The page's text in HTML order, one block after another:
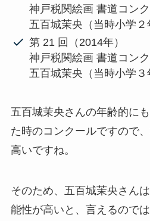
神戸税関絵画 書道コン
五百城茉央（当時小学２
第 21 回（2014年）
神戸税関絵画 書道コン
五百城茉央（当時小学３
五百城茉央さんの年齢的に
た時のコンクールですので
高いですね。
そのため、五百城茉央さんは
能性が高いと、言えるので